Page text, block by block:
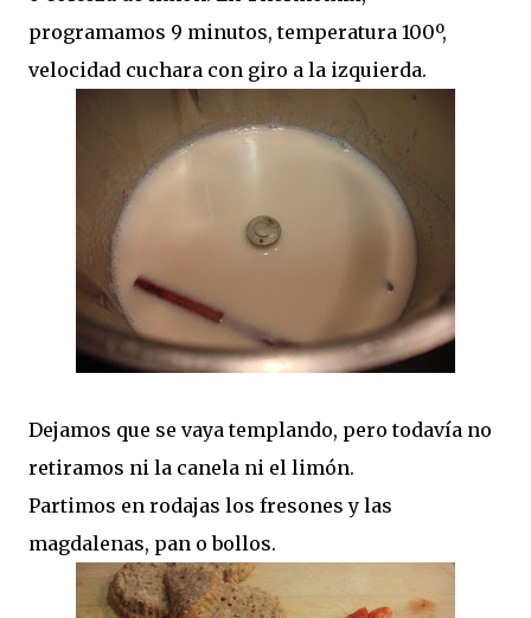
programamos 9 minutos, temperatura 100º,
velocidad cuchara con giro a la izquierda.
Dejamos que se vaya templando, pero todavía no
retiramos ni la canela ni el limón.
Partimos en rodajas los fresones y las
magdalenas, pan o bollos.